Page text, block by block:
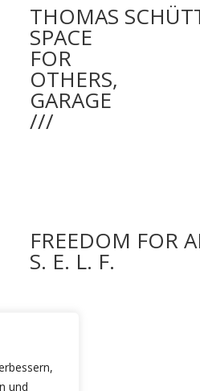
und
THOMAS
SPACE
FOR
OTHERS,
GARAGE
///
FREEDOM FOR
S. E. L. F.